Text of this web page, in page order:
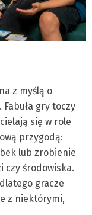
z myślą o
gry toczy
się w role
przygodą:
lub zrobienie
czy środowiska.
gracze
z niektórymi,